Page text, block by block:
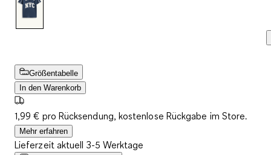
Größentabelle
In den Warenkorb
1,99 € pro Rücksendung, kostenlose Rückgabe im Store.
Mehr erfahren
Lieferzeit aktuell 3-5 Werktage